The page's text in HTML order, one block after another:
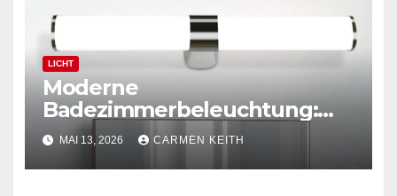
LICHT
Moderne
Badezimmerbeleuchtung:
Polierte Chrom-Wandleuchte
MAI 13, 2026 CARMEN KEITH